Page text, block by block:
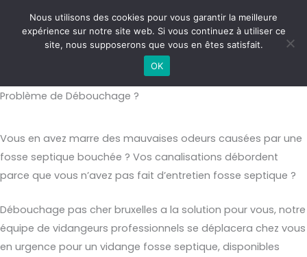
Débouchage pas cher bruxelles
Problème de Débouchage ?
Vous en avez marre des mauvaises odeurs causées par une
fosse septique bouchée ? Vos canalisations débordent
parce que vous n’avez pas fait d’entretien fosse septique ?
Débouchage pas cher bruxelles a la solution pour vous, notre
équipe de vidangeurs professionnels se déplacera chez vous
en urgence pour un vidange fosse septique, disponibles
Nous utilisons des cookies pour vous garantir la meilleure
expérience sur notre site web. Si vous continuez à utiliser ce
site, nous supposerons que vous en êtes satisfait.
OK